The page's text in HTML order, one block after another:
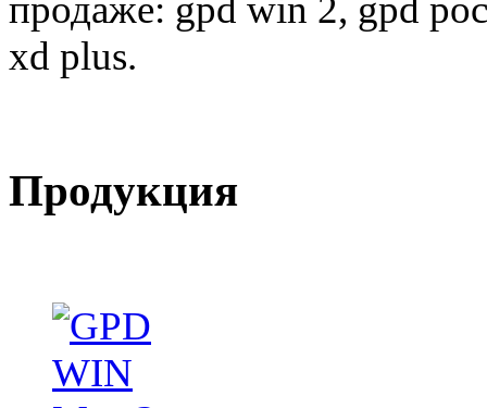
продаже: gpd win 2, gpd
xd plus.
Продукция